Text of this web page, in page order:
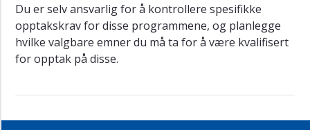
Du er selv ansvarlig for å kontrollere spesifikke
opptakskrav for disse programmene, og planlegge
hvilke valgbare emner du må ta for å være kvalifisert
for opptak på disse.